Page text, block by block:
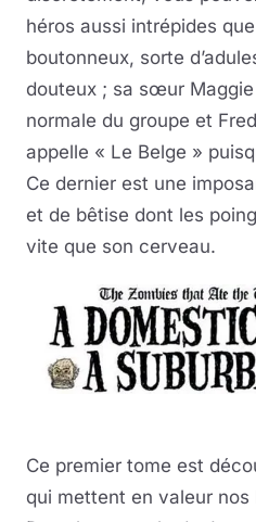
héros aussi intrépides
boutonneux, sorte
douteux ; sa sœur
normale du groupe et
appelle « Le Belge »
Ce dernier est une
et de bêtise dont les
vite que son cerveau.
Ce premier tome est
qui mettent en valeur